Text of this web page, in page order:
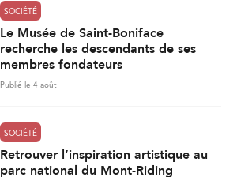
SOCIÉTÉ
Le Musée de Saint-Boniface
recherche les descendants de ses
membres fondateurs
Publié le 4 août
SOCIÉTÉ
Retrouver l’inspiration artistique au
parc national du Mont-Riding